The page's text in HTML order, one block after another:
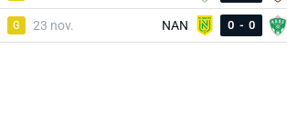
G 23 nov. NAN 0 - 0